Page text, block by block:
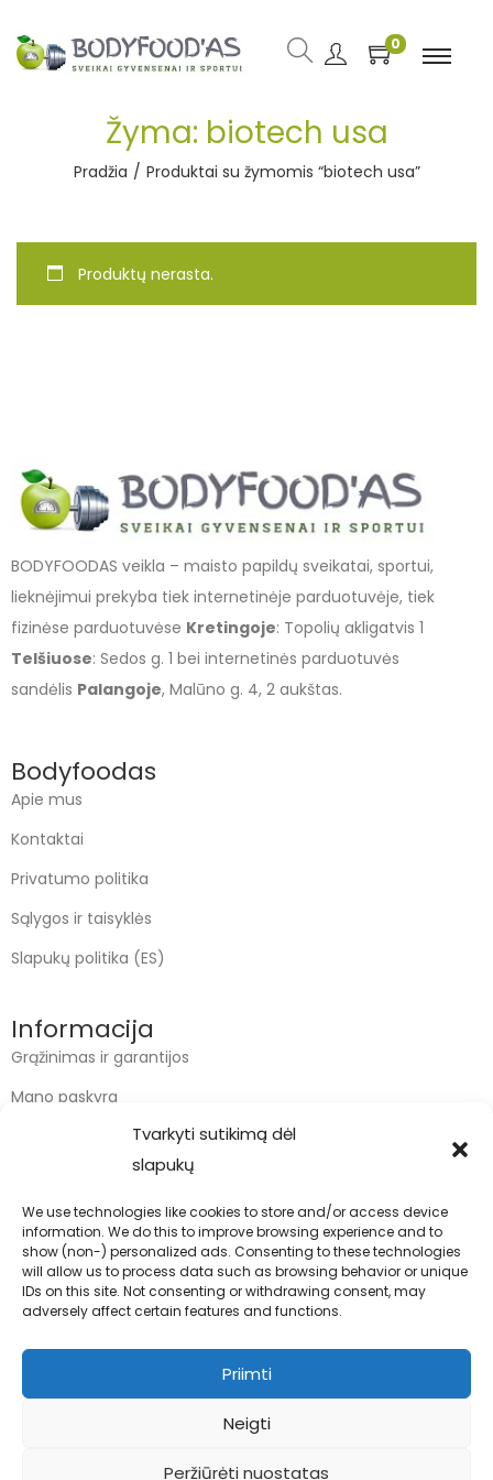
Tvarkyti sutikimą dėl
slapukų
We use technologies like cookies to store and/or access device
information. We do this to improve browsing experience and to
show (non-) personalized ads. Consenting to these technologies
will allow us to process data such as browsing behavior or unique
IDs on this site. Not consenting or withdrawing consent, may
adversely affect certain features and functions.
Priimti
Neigti
Peržiūrėti nuostatas
0
Žyma: biotech usa
Pradžia / Produktai su žymomis “biotech usa”
Produktų nerasta.
BODYFOODAS veikla – maisto papildų sveikatai, sportui,
lieknėjimui prekyba tiek internetinėje parduotuvėje, tiek
fizinėse parduotuvėse Kretingoje: Topolių akligatvis 1
Telšiuose: Sedos g. 1 bei internetinės parduotuvės
sandėlis Palangoje, Malūno g. 4, 2 aukštas.
Bodyfoodas
Apie mus
Kontaktai
Privatumo politika
Sąlygos ir taisyklės
Slapukų politika (ES)
Informacija
Grąžinimas ir garantijos
Mano paskyra
Kontaktai
info@bodyfoodas.lt
+370 600 77017
Visos teisės saugomos © Bodyfoodas.lt 2026